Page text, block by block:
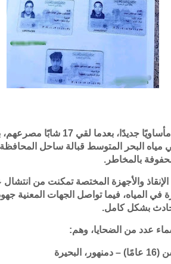
شهدت سواحل محافظة حادثًا
البحر المتوسط قبالة ساحل
بالمخاطر.
والأجهزة المختصة تمكنت من انتشال
في المياه، فيما تواصل الجهات المعنية
بشكل كامل.
عدد من الضحايا، وهم: